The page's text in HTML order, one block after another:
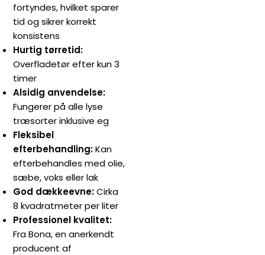
fortyndes, hvilket sparer
tid og sikrer korrekt
konsistens
Hurtig tørretid:
Overfladetør efter kun 3
timer
Alsidig anvendelse:
Fungerer på alle lyse
træsorter inklusive eg
Fleksibel
efterbehandling:Kan
efterbehandles med olie,
sæbe, voks eller lak
God dækkeevne:Cirka
8 kvadratmeter per liter
Professionel kvalitet:
Fra Bona, en anerkendt
producent af